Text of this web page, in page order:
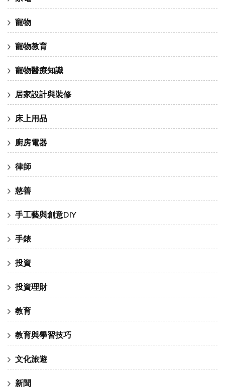
寵物
寵物教育
寵物醫療知識
居家設計與裝修
床上用品
廚房電器
律師
慈善
手工藝與創意DIY
手錶
投資
投資理財
教育
教育與學習技巧
文化旅遊
新聞